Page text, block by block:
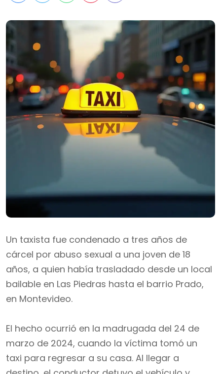
Un taxista fue condenado a tres años de
cárcel por abuso sexual a una joven de 18
años, a quien había trasladado desde un local
bailable en Las Piedras hasta el barrio Prado,
en Montevideo.
El hecho ocurrió en la madrugada del 24 de
marzo de 2024, cuando la víctima tomó un
taxi para regresar a su casa. Al llegar a